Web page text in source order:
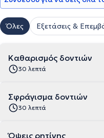
Όλες Εξετάσεις &
Καθαρισμός δοντιών
30 λεπτά
Σφράγισμα δοντιών
30 λεπτά
Όψεις ρητίνης